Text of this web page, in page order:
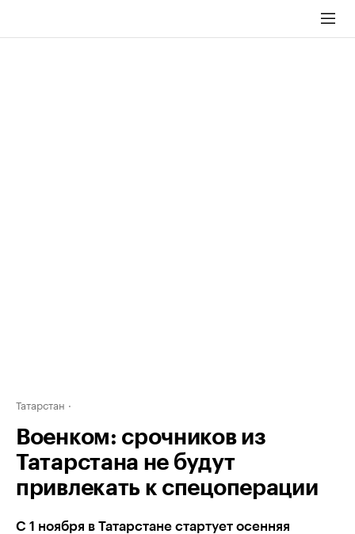
Татарстан
Военком: срочников из
Татарстана не будут
привлекать к спецоперации
С 1 ноября в Татарстане стартует осенняя